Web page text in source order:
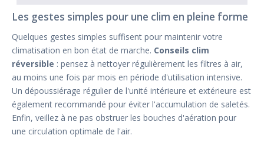
Les gestes simples pour une clim en pleine forme
Quelques gestes simples suffisent pour maintenir votre
climatisation en bon état de marche. Conseils clim
réversible : pensez à nettoyer régulièrement les filtres à air,
au moins une fois par mois en période d'utilisation intensive.
Un dépoussiérage régulier de l'unité intérieure et extérieure est
également recommandé pour éviter l'accumulation de saletés.
Enfin, veillez à ne pas obstruer les bouches d'aération pour
une circulation optimale de l'air.